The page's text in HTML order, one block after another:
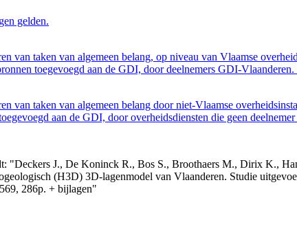
gelden.
van taken van algemeen belang, op niveau van Vlaamse
toegevoegd aan de GDI, door deelnemers GDI-
van taken van algemeen belang door niet-Vlaamse
aan de GDI, door overheidsdiensten die geen
"Deckers J., De Koninck R., Bos S., Broothaers M., Dirix K.,
(H3D) 3D-lagenmodel van Vlaanderen. Studie
286p. + bijlagen"